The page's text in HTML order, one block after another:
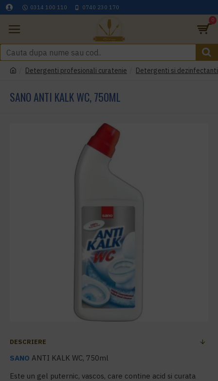
0314 100 110 0740 230 170
0
Detergenti profesionali curatenie Detergenti si dezinfectanti
SANO ANTI KALK WC, 750ML
DESCRIERE
SANO ANTI KALK WC, 750ml
Este un gel puternic, vascos, care contine acid si curata